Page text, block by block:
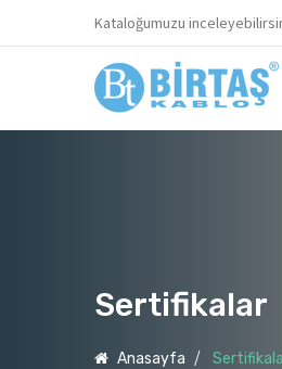
Kataloğumuzu
Sertifikalar
Anasayfa